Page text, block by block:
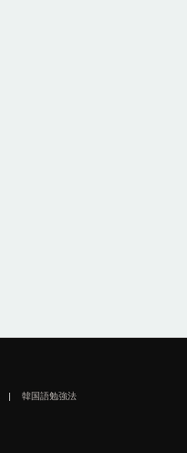
韓国語勉強法